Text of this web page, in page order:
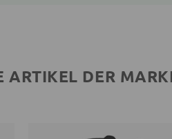
ARTIKEL DER